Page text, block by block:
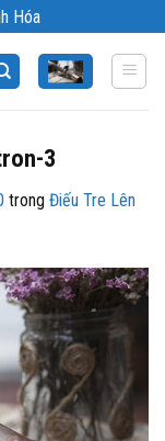
Hóa
3
trong Điếu Tre Lên